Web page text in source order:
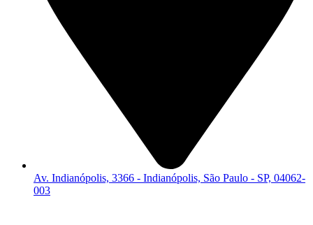
Av. Indianópolis, 3366 - Indianópolis, São Paulo - SP, 04062-
003